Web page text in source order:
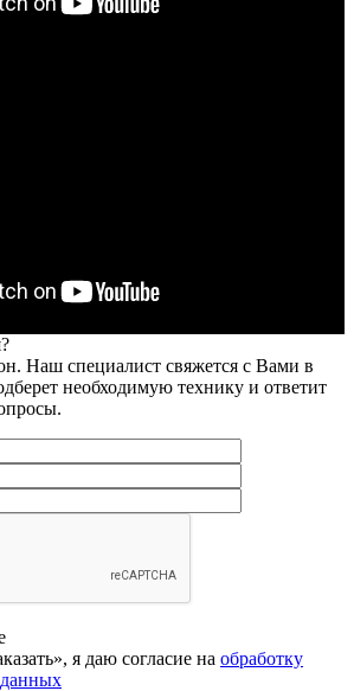
Наш специалист свяжется с Вами в
необходимую технику и ответит
я даю согласие на обработку